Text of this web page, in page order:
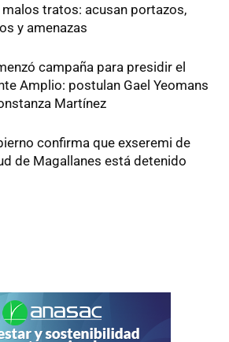
tratos: acusan portazos,
y amenazas
campaña para presidir el
Amplio: postulan Gael Yeomans
Martínez
confirma que exseremi de
de Magallanes está detenido